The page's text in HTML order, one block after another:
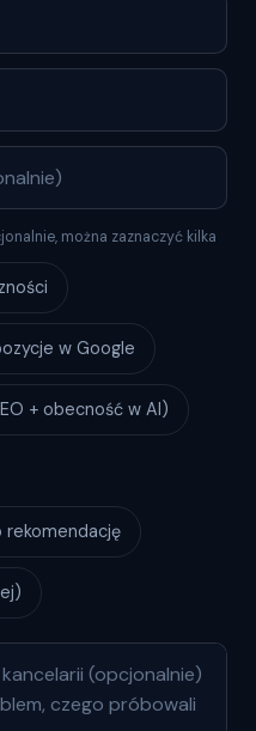
można zaznaczyć kilka
w Google
+ obecność w AI)
rekomendację